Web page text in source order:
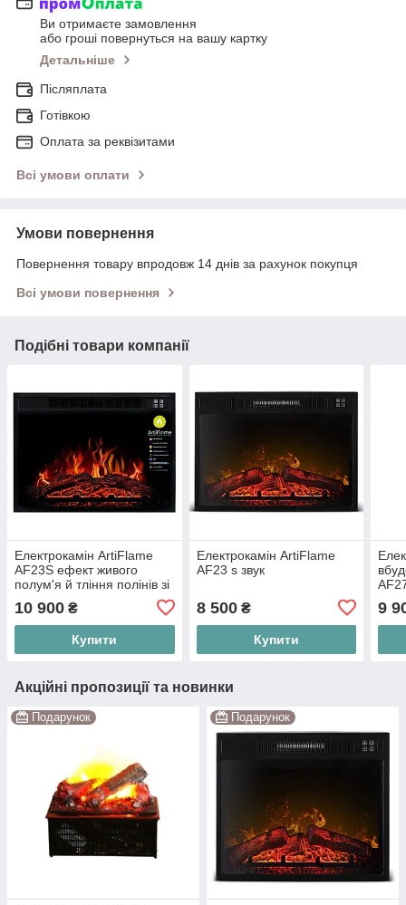
Ви отримаєте замовлення
або гроші повернуться на вашу картку
Детальніше
Післяплата
Готівкою
Оплата за реквізитами
Всі умови оплати
Умови повернення
Повернення товару впродовж 14 днів за рахунок покупця
Всі умови повернення
Подібні товари компанії
Електрокамін ArtiFlame
AF23S ефект живого
полум'я й тління полінів зі
10 900 ₴
Купити
Електрокамін ArtiFlame
AF23 s звук
8 500₴
Купити
9
Акційні пропозиції та новинки
Подарунок Подарунок